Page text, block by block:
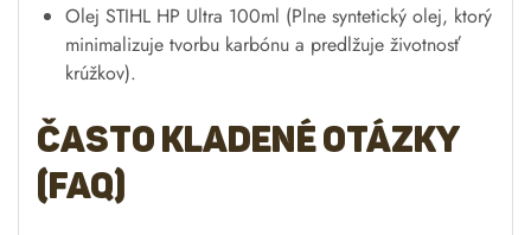
Olej STIHL HP Ultra 100ml (Plne syntetický olej, ktorý
minimalizuje tvorbu karbónu a predlžuje životnosť
krúžkov).
Často kladené otázky
(FAQ)